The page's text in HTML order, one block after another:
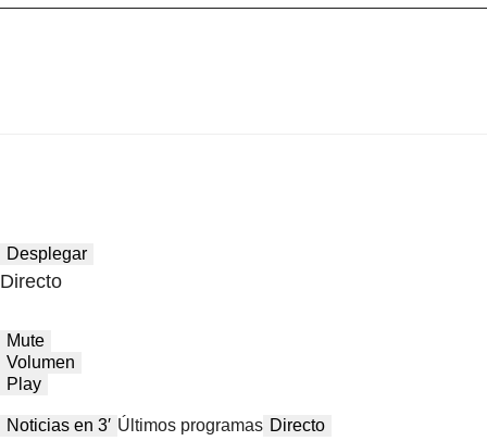
Desplegar
Directo
Mute
Volumen
Play
Noticias en 3′ Últimos programas Directo